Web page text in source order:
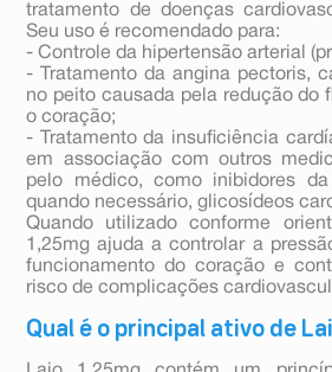
tratamento de doenças
Seu uso é recomendado para:
- Controle da hipertensão arterial
- Tratamento da angina pectoris,
no peito causada pela redução do
o coração;
- Tratamento da insuficiência
em associação com outros
pelo médico, como inibidores
quando necessário, glicosídeos
Quando utilizado conforme
1,25mg ajuda a controlar a
funcionamento do coração e
risco de complicações
Qual é o principal ativo de